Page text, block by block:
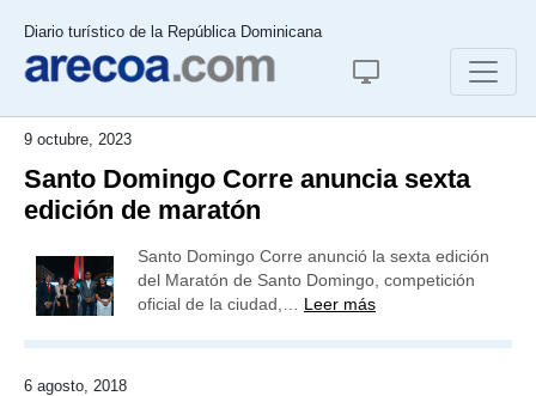
Diario turístico de la República Dominicana
9 octubre, 2023
Santo Domingo Corre anuncia sexta
edición de maratón
Santo Domingo Corre anunció la sexta edición
del Maratón de Santo Domingo, competición
oficial de la ciudad,… Leer más
6 agosto, 2018